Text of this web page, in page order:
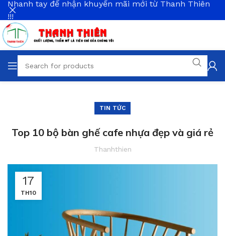
TIN TỨC
Top 10 bộ bàn ghế cafe nhựa đẹp và giá rẻ
Thanhthien
17
TH10
Nhanh tay để nhận khuyến mãi mới từ Thanh Thiên
!!!